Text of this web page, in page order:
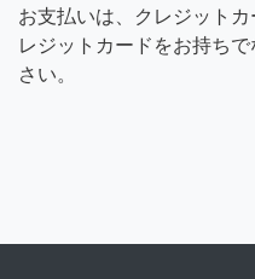
お支払いは、クレジット
レジットカードをお持ち
さい。